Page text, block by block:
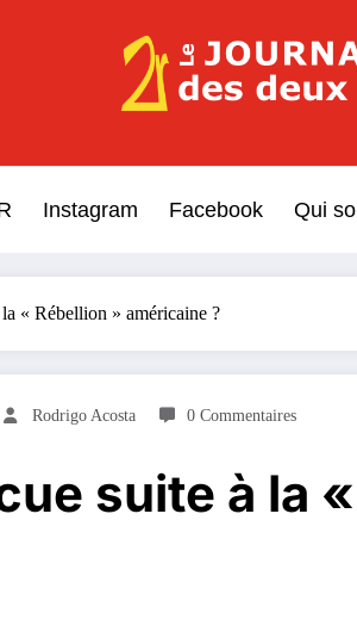
Le Journal
Instagram Facebook Qui
« Rébellion » américaine ?
Rodrigo Acosta 0 Commentaires
suite à la